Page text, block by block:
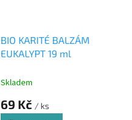
BIO KARITÉ BALZÁM
EUKALYPT 19 ml
Skladem
69 Kč / ks